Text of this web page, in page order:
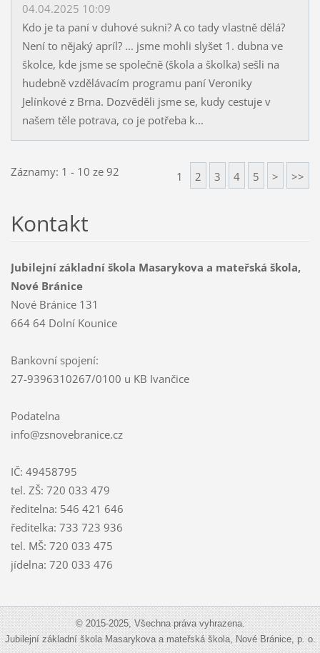
04.04.2025 10:09
Kdo je ta paní v duhové sukni? A co tady vlastně dělá?
Není to nějaký apríl? ... jsme mohli slyšet 1. dubna ve
školce, kde jsme se společně (škola a školka) sešli na
hudebně vzdělávacím programu paní Veroniky
Jelínkové z Brna. Dozvěděli jsme se, kudy cestuje v
našem těle potrava, co je potřeba k...
Záznamy: 1 - 10 ze 92 1 2 3 4 5 > >>
Kontakt
Jubilejní základní škola Masarykova a mateřská škola,
Nové Bránice
Nové Bránice 131
664 64 Dolní Kounice
Bankovní spojení:
27-9396310267/0100 u KB Ivančice
Podatelna
info@zsnovebranice.cz
IČ: 49458795
tel. ZŠ: 720 033 479
ředitelna: 546 421 646
ředitelka: 733 723 936
tel. MŠ: 720 033 475
jídelna: 720 033 476
© 2015-2025, Všechna práva vyhrazena.
Jubilejní základní škola Masarykova a mateřská škola, Nové Bránice, p. o.